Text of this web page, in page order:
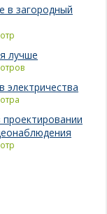
в загородный
лучше
электричества